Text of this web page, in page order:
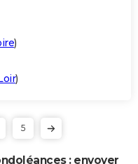
)
)
5
: envoyer